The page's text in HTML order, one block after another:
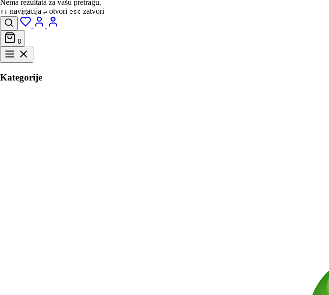
Nema rezultata za vašu pretragu.
↑↓ navigacija ↵ otvori esc zatvori
0
Kategorije